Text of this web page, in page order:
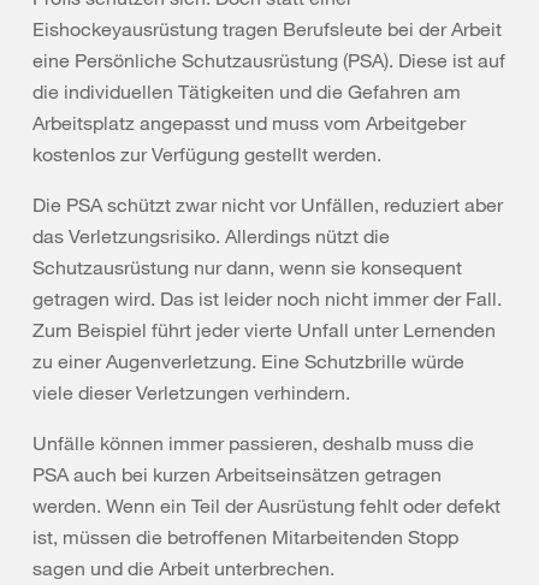
Eishockeyausrüstung tragen Berufsleute bei der Arbeit
eine Persönliche Schutzausrüstung (PSA). Diese ist auf
die individuellen Tätigkeiten und die Gefahren am
Arbeitsplatz angepasst und muss vom Arbeitgeber
kostenlos zur Verfügung gestellt werden.
Die PSA schützt zwar nicht vor Unfällen, reduziert aber
das Verletzungsrisiko. Allerdings nützt die
Schutzausrüstung nur dann, wenn sie konsequent
getragen wird. Das ist leider noch nicht immer der Fall.
Zum Beispiel führt jeder vierte Unfall unter Lernenden
zu einer Augenverletzung. Eine Schutzbrille würde
viele dieser Verletzungen verhindern.
Unfälle können immer passieren, deshalb muss die
PSA auch bei kurzen Arbeitseinsätzen getragen
werden. Wenn ein Teil der Ausrüstung fehlt oder defekt
ist, müssen die betroffenen Mitarbeitenden Stopp
sagen und die Arbeit unterbrechen.